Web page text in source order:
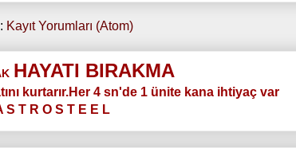
Kayıt Yorumları (Atom)
HAYATI BIRAKMA
kurtarır.Her 4 sn'de 1 ünite kana ihtiyaç var
S T R O S T E E L